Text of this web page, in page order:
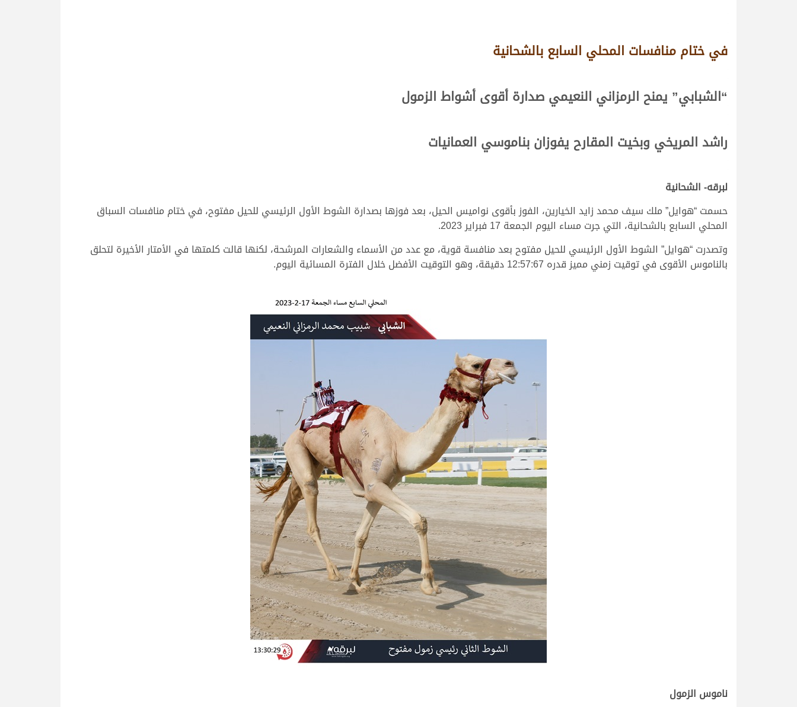
في ختام منافسات المحلي السابع بالشحانية
“الشبابي” يمنح الرمزاني النعيمي صدارة أقوى أشواط الزمول
راشد المريخي وبخيت المقارح يفوزان بناموسي العمانيات
لبرقه- الشحانية
حسمت “هوايل” ملك سيف محمد زايد الخيارين، الفوز بأقوى نواميس الحيل، بعد فوزها بصدارة الشوط الأول الرئيسي للحيل مفتوح، في ختام منافسات السباق
المحلي السابع بالشحانية، التي جرت مساء اليوم الجمعة 17 فبراير 2023.
وتصدرت “هوايل” الشوط الأول الرئيسي للحيل مفتوح بعد منافسة قوية، مع عدد من الأسماء والشعارات المرشحة، لكنها قالت كلمتها في الأمتار الأخيرة لتحلق
بالناموس الأقوى في توقيت زمني مميز قدره 12:57:67 دقيقة، وهو التوقيت الأفضل خلال الفترة المسائية اليوم.
ناموس الزمول